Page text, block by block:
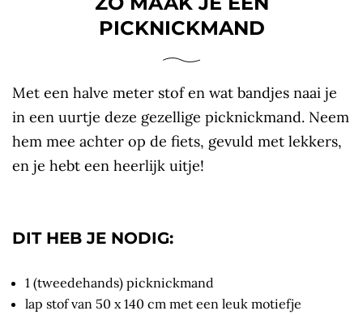
PICKNICKMAND
Met een halve meter stof en wat bandjes naai je
in een uurtje deze gezellige picknickmand. Neem
hem mee achter op de fiets, gevuld met lekkers,
en je hebt een heerlijk uitje!
DIT HEB JE NODIG:
1 (tweedehands) picknickmand
lap stof van 50 x 140 cm met een leuk motiefje